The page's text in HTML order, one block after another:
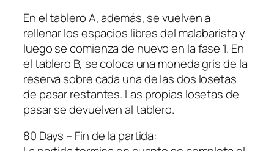
En el tablero A, además, se vuelven a
rellenar los espacios libres del malabarista y
luego se comienza de nuevo en la fase 1. En
el tablero B, se coloca una moneda gris de la
reserva sobre cada una de las dos losetas
de pasar restantes. Las propias losetas de
pasar se devuelven al tablero.
80 Days – Fin de la partida: